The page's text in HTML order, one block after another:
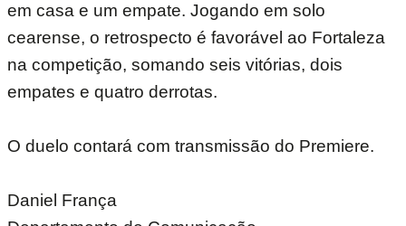
em casa e um empate. Jogando em solo
cearense, o retrospecto é favorável ao Fortaleza
na competição, somando seis vitórias, dois
empates e quatro derrotas.
O duelo contará com transmissão do Premiere.
Daniel França